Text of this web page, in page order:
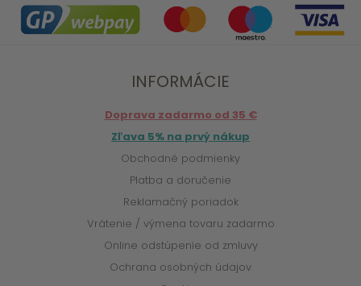
INFORMÁCIE
Doprava zadarmo od 35 €
Zľava 5% na prvý nákup
Obchodné podmienky
Platba a doručenie
Reklamačný poriadok
Vrátenie / výmena tovaru zadarmo
Online odstúpenie od zmluvy
Ochrana osobných údajov